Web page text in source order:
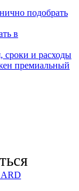
подобрать
в
и расходы
премиальный